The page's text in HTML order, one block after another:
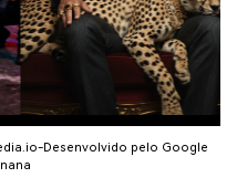
Desenvolvido pelo Google